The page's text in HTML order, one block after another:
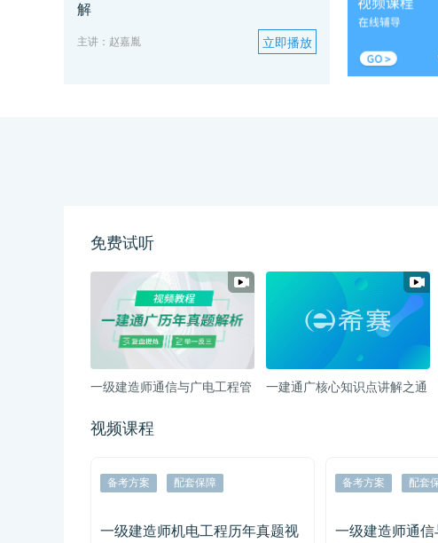
解
主讲：赵嘉胤 立即播放
免费试听
一级建造师通信与广电工程管
一建通广核心知识点讲解之通
视频课程
备考方案 配套保障
一级建造师机电工程历年真题视
备考方案 配套
一级建造师通